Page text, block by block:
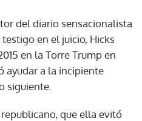
del diario sensacionalista
en el juicio, Hicks
en la Torre Trump en
ayudar a la incipiente
siguiente.
que ella evitó